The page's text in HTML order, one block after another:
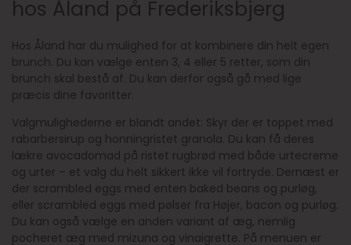
hos Åland på Frederiksbjerg
Hos Åland har du mulighed for at kombinere din helt egen
brunch. Du kan vælge enten 3, 4 eller 5 retter, som din
brunch skal bestå af. Du kan derfor også gå med lige
præcis dine favoritter.
Valgmulighederne er blandt andet: Skyr der er toppet med
rabarbersirup og honningristet granola. Du kan få deres
lækre avocadomad på ristet rugbrød med både urtecreme
og urter – et valg du helt sikkert ikke vil fortryde. Dernæst er
der scrambled eggs med enten baked beans og purløg,
eller scrambled eggs med pølser fra Højer, bacon og purløg.
Du kan også vælge en anden variant af æg, nemlig
pocheret æg med mizuna og vinaigrette. På menuen er